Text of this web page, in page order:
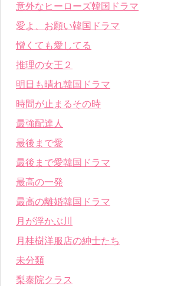
意外なヒーローズ韓国ドラマ
愛よ、お願い韓国ドラマ
憎くても愛してる
推理の女王２
明日も晴れ韓国ドラマ
時間が止まるその時
最強配達人
最後まで愛
最後まで愛韓国ドラマ
最高の一発
最高の離婚韓国ドラマ
月が浮かぶ川
月桂樹洋服店の紳士たち
未分類
梨泰院クラス